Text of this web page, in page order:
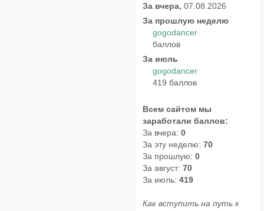
За вчера, 07.08.2026
За прошлую неделю
gogodancer
баллов
За июль
gogodancer
419 баллов
Всем сайтом мы
заработали баллов:
За вчера: 0
За эту неделю: 70
За прошлую: 0
За август: 70
За июль: 419
Как вступить на путь к